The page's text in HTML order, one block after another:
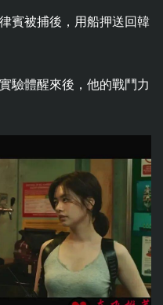
賓被捕後，用船押送回韓
驗體醒來後，他的戰鬥力